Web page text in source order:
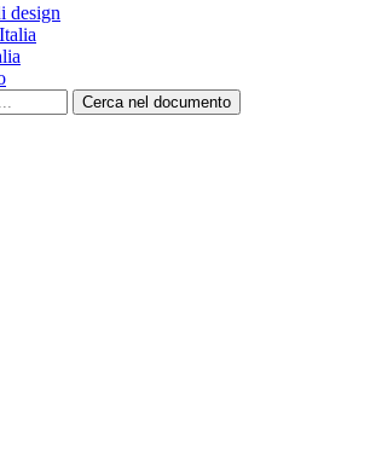
design
Cerca nel documento